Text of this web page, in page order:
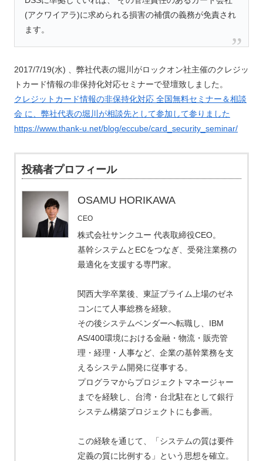
(アクワイアラ)に求められる損害の補償の義務が免責され
ます。
2017/7/19(水) 、弊社代表の堀川がロックオン社主催のクレジッ
トカード情報の非保持化対応セミナーで登壇致しました。
クレジットカード情報の非保持化対応 全国無料セミナー＆相談
会 に、弊社代表の堀川が相談先として参加して参りました
https://www.thank-u.net/blog/eccube/card_security_seminar/
投稿者プロフィール
OSAMU HORIKAWA
CEO
株式会社サンクユー 代表取締役CEO。
基幹システムとECをつなぎ、受発注業務の
最適化を支援する専門家。
関西大学卒業後、東証プライム上場のゼネ
コンにて人事総務を経験。
その後システムベンダーへ転職し、IBM
AS/400環境における金融・物流・販売管
理・経理・人事など、企業の基幹業務を支
えるシステム開発に従事する。
プログラマからプロジェクトマネージャー
までを経験し、台湾・台北駐在として銀行
システム構築プロジェクトにも参画。
この経験を通じて、「システムの質は要件
定義の質に比例する」という思想を確立。